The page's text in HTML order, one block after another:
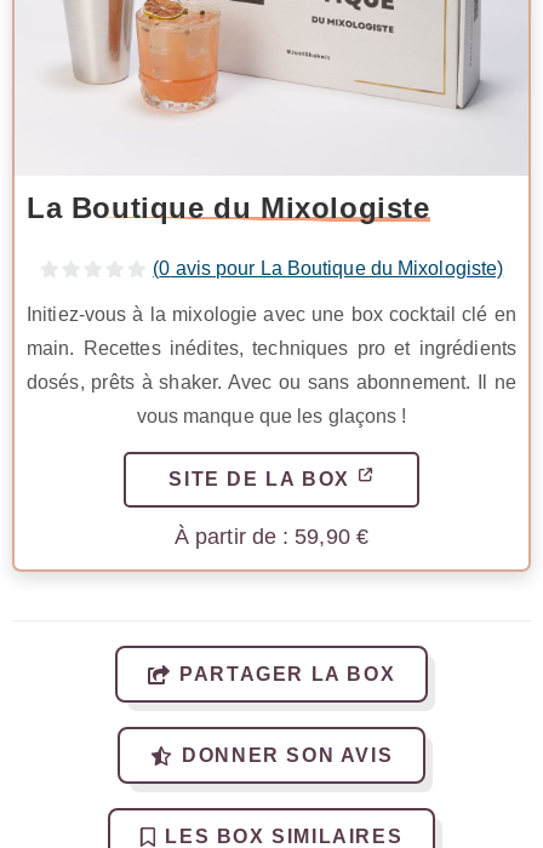
La Boutique du Mixologiste
(0 avis pour La Boutique du Mixologiste)
Initiez-vous à la mixologie avec une box cocktail clé en
main. Recettes inédites, techniques pro et ingrédients
dosés, prêts à shaker. Avec ou sans abonnement. Il ne
vous manque que les glaçons !
SITE DE LA BOX
59,90 €
PARTAGER LA BOX
DONNER SON AVIS
LES BOX SIMILAIRES